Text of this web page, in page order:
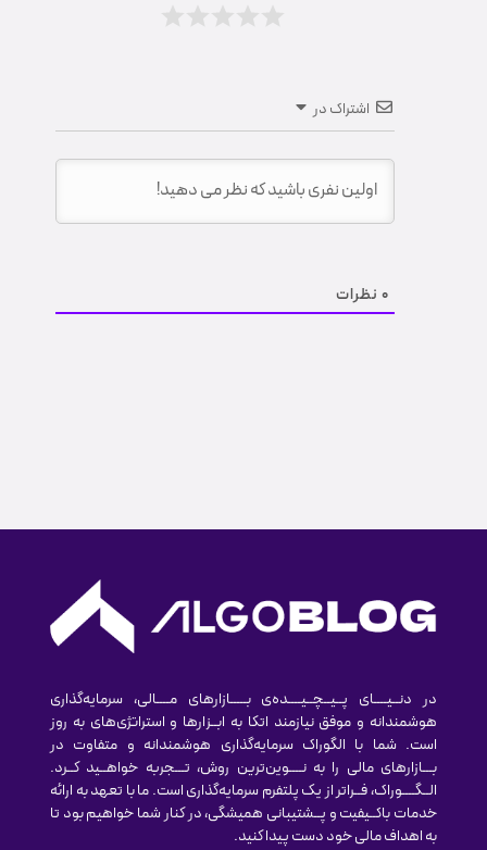
اشتراک در
0 نظرات
در دنــیــــای پــیــچــیــــده‌ی بـــــازارهای مــــالی، سرمایه‌گذاری
هوشمندانه و موفق نیازمند اتکا به ابــزارها و استراتژی‌های به روز
است. شما با الگوراک سرمایه‌گذاری هوشمندانه و متفاوت در
بـــازارهای مالی را به نــــوین‌ترین روش‌، تـــجربه خواهــید کــرد.
الــگــــوراک، فــراتر از یک پلتفرم سرمایه‌گذاری است. ما با تعهد به ارائه
خدمات باکــیفیت و پــشتیبانی همیشگی، در کنار شما خواهیم بود تا
به اهداف مالی خود دست پیدا کنید.